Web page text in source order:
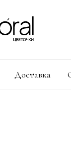
Доставка